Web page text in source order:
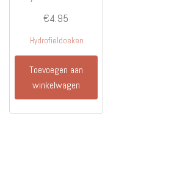
€4.95
Hydrofieldoeken
Toevoegen aan
winkelwagen